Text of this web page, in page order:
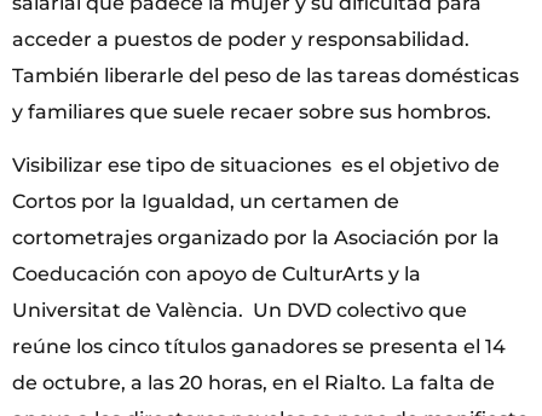
acceder a puestos de poder y responsabilidad.
También liberarle del peso de las tareas domésticas
y familiares que suele recaer sobre sus hombros.
Visibilizar ese tipo de situaciones es el objetivo de
Cortos por la Igualdad, un certamen de
cortometrajes organizado por la Asociación por la
Coeducación con apoyo de CulturArts y la
Universitat de València. Un DVD colectivo que
reúne los cinco títulos ganadores se presenta el 14
de octubre, a las 20 horas, en el Rialto. La falta de